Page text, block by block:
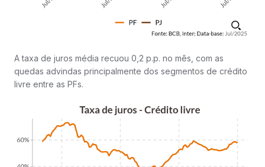
A taxa de juros média recuou 0,2 p.p. no mês, com as
quedas advindas principalmente dos segmentos de crédito
livre entre as PFs.